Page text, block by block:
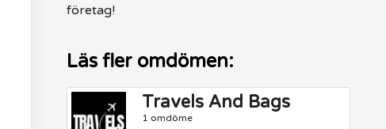
företag!
Läs fler omdömen:
Travels And Bags
1 omdöme